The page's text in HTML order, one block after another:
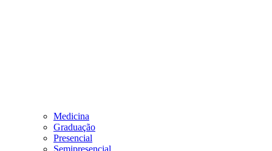
Medicina
Graduação
Presencial
Semipresencial